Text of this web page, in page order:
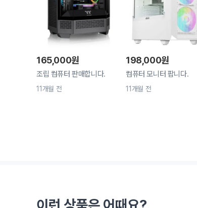
165,000원
조립 컴퓨터 판매합니다.
11개월 전
198,000원
컴퓨터 모니터 팝니다.
11개월 전